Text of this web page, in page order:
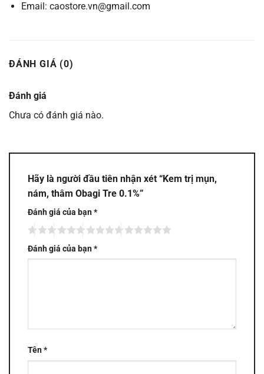
Email: caostore.vn@gmail.com
ĐÁNH GIÁ (0)
Đánh giá
Chưa có đánh giá nào.
Hãy là người đầu tiên nhận xét “Kem trị mụn,
nám, thâm Obagi Tre 0.1%”
Đánh giá của bạn*
Đánh giá của bạn*
Tên*